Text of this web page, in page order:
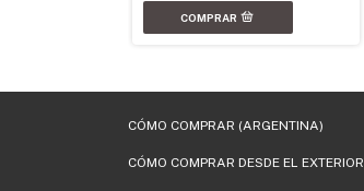
CÓMO COMPRAR (ARGENTINA)
CÓMO COMPRAR DESDE EL EXTERIOR